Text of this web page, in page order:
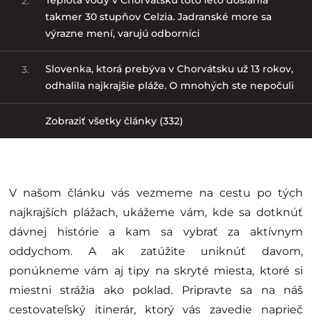
takmer 30 stupňov Celzia. Jadranské more sa
výrazne mení, varujú odborníci
3.
Slovenka, ktorá prebýva v Chorvátsku už 13 rokov,
odhalila najkrajšie pláže. O mnohých ste nepočuli
Zobraziť všetky články (332)
V našom článku vás vezmeme na cestu po tých
najkrajších plážach, ukážeme vám, kde sa dotknúť
dávnej histórie a kam sa vybrať za aktívnym
oddychom. A ak zatúžite uniknúť davom,
ponúkneme vám aj tipy na skryté miesta, ktoré si
miestni strážia ako poklad. Pripravte sa na náš
cestovateľský itinerár, ktorý vás zavedie naprieč